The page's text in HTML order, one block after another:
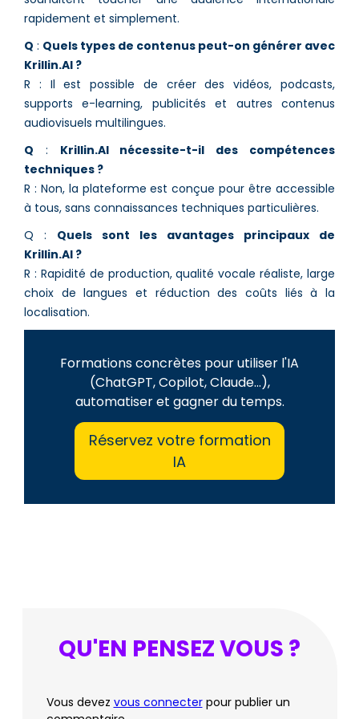
rapidement et simplement.
Q : Quels types de contenus peut-on générer avec
Krillin.AI ?
R : Il est possible de créer des vidéos, podcasts,
supports e-learning, publicités et autres contenus
audiovisuels multilingues.
Q : Krillin.AI nécessite-t-il des compétences
techniques ?
R : Non, la plateforme est conçue pour être accessible
à tous, sans connaissances techniques particulières.
Q : Quels sont les avantages principaux de
Krillin.AI ?
R : Rapidité de production, qualité vocale réaliste, large
choix de langues et réduction des coûts liés à la
localisation.
Formations concrètes pour utiliser l'IA
(ChatGPT, Copilot, Claude...),
automatiser et gagner du temps.
Réservez votre formation
IA
QU'EN PENSEZ VOUS ?
Vous devez vous connecterpour publier un